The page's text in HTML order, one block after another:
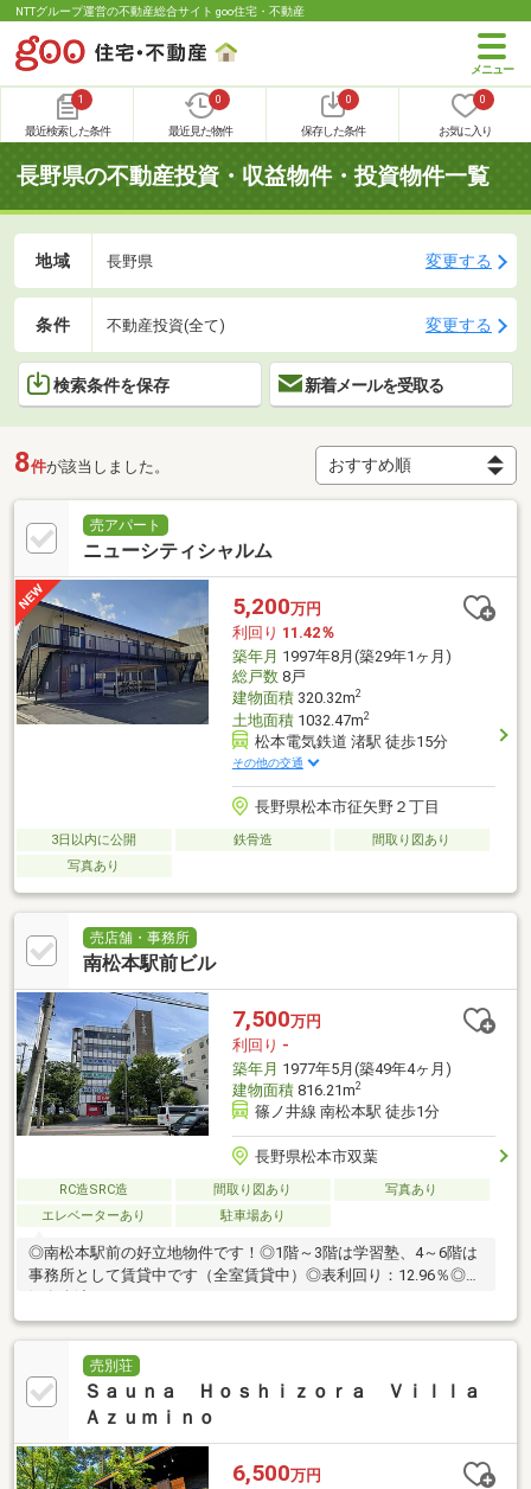
NTTグループ運営の不動産総合サイト goo住宅・不動産
1
最近検索した条件
0
最近見た物件
0
保存した条件
0
お気に入り
長野県の不動産投資・収益物件・投資物件一覧
地域 長野県 変更する
条件 不動産投資(全て) 変更する
検索条件を保存 新着メールを受取る
8件が該当しました。
売アパート
ニューシティシャルム
5,200万円
利回り 11.42％
築年月 1997年8月(築29年1ヶ月)
総戸数8戸
建物面積320.32m2
土地面積1032.47m2
松本電気鉄道 渚駅 徒歩15分
その他の交通
長野県松本市征矢野２丁目
3日以内に公開 鉄骨造
間取り図あり
写真あり
売店舗・事務所
南松本駅前ビル
7,500万円
利回り -
築年月 1977年5月(築49年4ヶ月)
建物面積816.21m2
篠ノ井線 南松本駅 徒歩1分
長野県松本市双葉
RC造SRC造 間取り図あり
写真あり
エレベーターあり
駐車場あり
◎南松本駅前の好立地物件です！◎1階～3階は学習塾、4～6階は
事務所として賃貸中です（全室賃貸中）◎表利回り：12.96％◎現
売別荘
Ｓａｕｎａ Ｈｏｓｈｉｚｏｒａ Ｖｉｌｌａ
Ａｚｕｍｉｎｏ
6,500万円